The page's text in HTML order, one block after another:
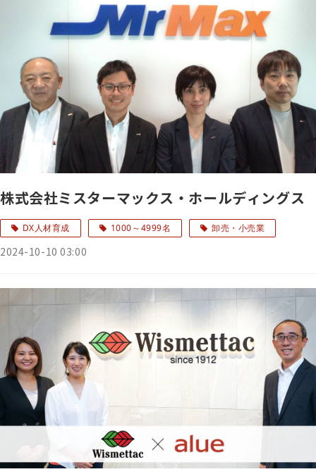
株式会社ミスターマックス・ホールディングス
DX人材育成 1000～4999名 卸売・小売業
2024-10-10 03:00